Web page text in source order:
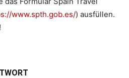
www.spth.gob.es/) ausfüllen.